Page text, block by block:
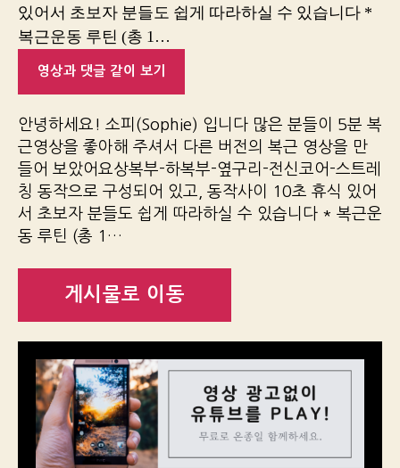
있어서 초보자 분들도 쉽게 따라하실 수 있습니다 *
복근운동 루틴 (총 1…
영상과 댓글 같이 보기
안녕하세요! 소피(Sophie) 입니다 많은 분들이 5분 복
근영상을 좋아해 주셔서 다른 버전의 복근 영상을 만
들어 보았어요상복부-하복부-옆구리-전신코어-스트레
칭 동작으로 구성되어 있고, 동작사이 10초 휴식 있어
서 초보자 분들도 쉽게 따라하실 수 있습니다 * 복근운
동 루틴 (총 1…
게시물로 이동